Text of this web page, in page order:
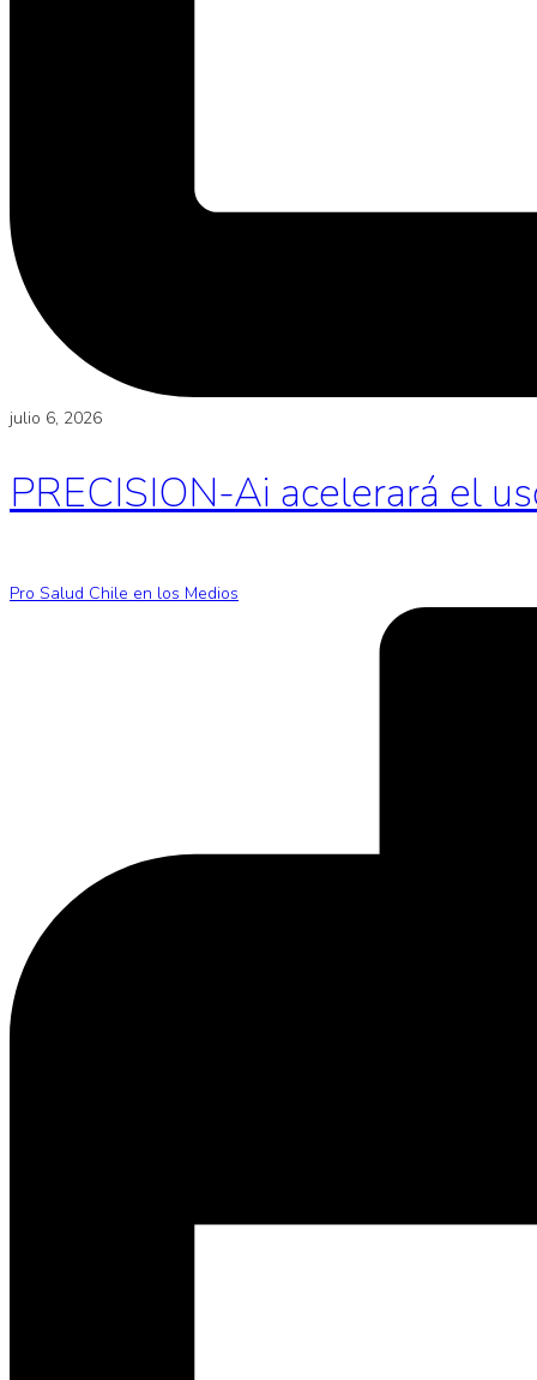
julio 6, 2026
PRECISION-Ai acelerará el
Pro Salud Chile en los Medios